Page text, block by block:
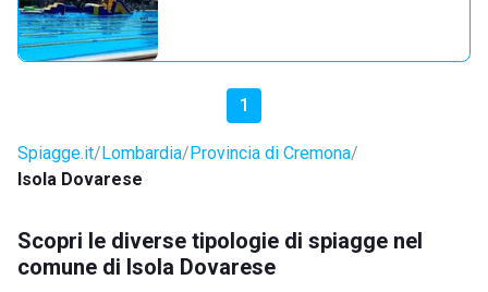
1
Spiagge.it Lombardia Provincia di Cremona
Isola Dovarese
Scopri le diverse tipologie di spiagge nel
comune di Isola Dovarese